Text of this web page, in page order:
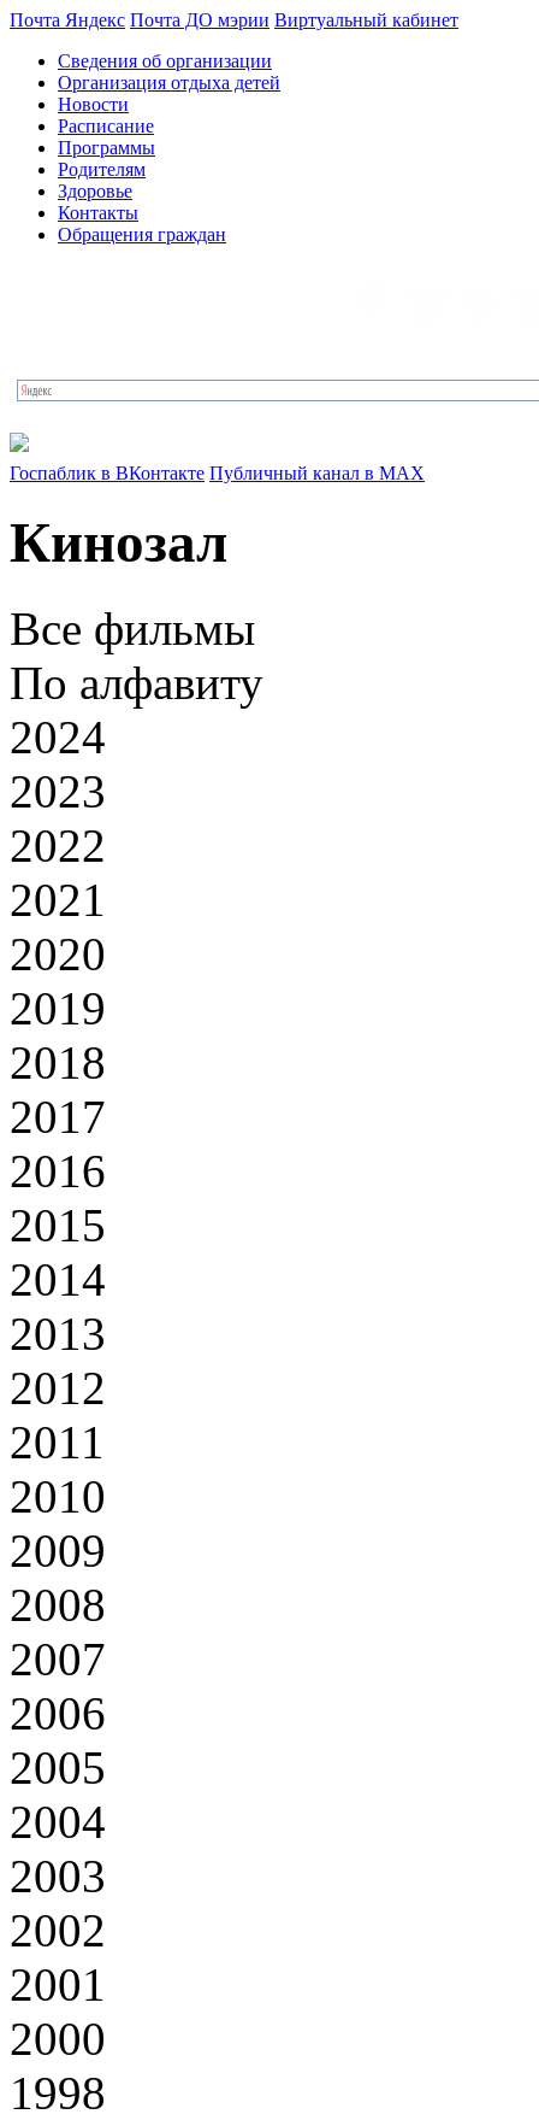
Почта Яндекс Почта ДО мэрии Виртуальный кабинет
Сведения об организации
Организация отдыха детей
Новости
Расписание
Программы
Родителям
Здоровье
Контакты
Обращения граждан
Госпаблик в ВКонтакте Публичный канал в MAX
Кинозал
Все фильмы
По алфавиту
2024
2023
2022
2021
2020
2019
2018
2017
2016
2015
2014
2013
2012
2011
2010
2009
2008
2007
2006
2005
2004
2003
2002
2001
2000
1998